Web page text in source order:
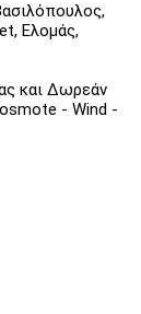
Ελομάς,
και Δωρεάν
- Wind -